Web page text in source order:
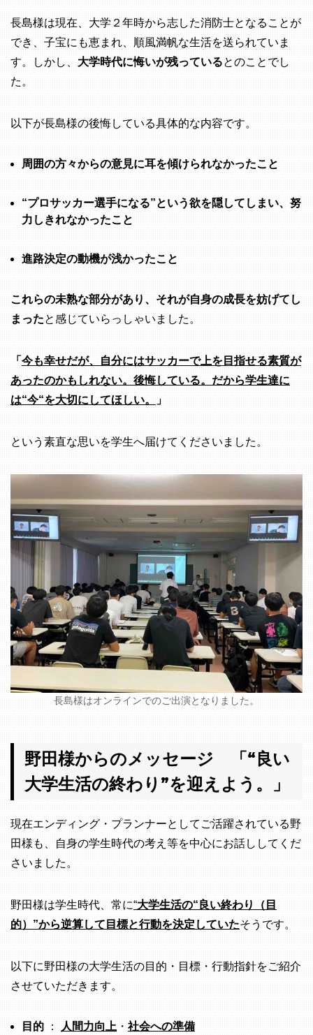
長島様は現在、大学２年時から志した消防士となることが
でき、子宝にも恵まれ、順風満帆な生活を送られていま
す。しかし、 大学時代に悔いが残っているとのことでし
た。
以下が長島様の後悔している具体的な内容です。
周囲の方々からの意見に耳を傾けられなかったこと
“プロサッカー選手になる”という欲を隠してしまい、努
力しきれなかったこと
進路決定の動機が浅かったこと
これらの未熟な部分があり、それが自身の成長を妨げてし
まったと感じていらっしゃいました。
「 今も幸せだが、自分にはサッカーで上を目指せる素質が
あったのかもしれない。後悔している。だから学生達に
は“今“を大切にしてほしい。
」
という素直な思いを学生へ届けてくださいました。
長島様はオンラインでのご出演となりました。
野田様からのメッセージ 「“良い
大学生活の終わり”を迎えよう。」
現在エンディング・プランナーとしてご活躍されている野
田様も、自身の学生時代の考え等を中心にお話ししてくだ
さいました。
野田様は学生時代、常に“大学生活の“良い終わり（目
的）”から逆算して目標と行動を決定していたそうです。
以下に野田様の大学生活の目的・目標・行動指針をご紹介
させていただきます。
目的 ： 人間力向上 ・ 社会への準備